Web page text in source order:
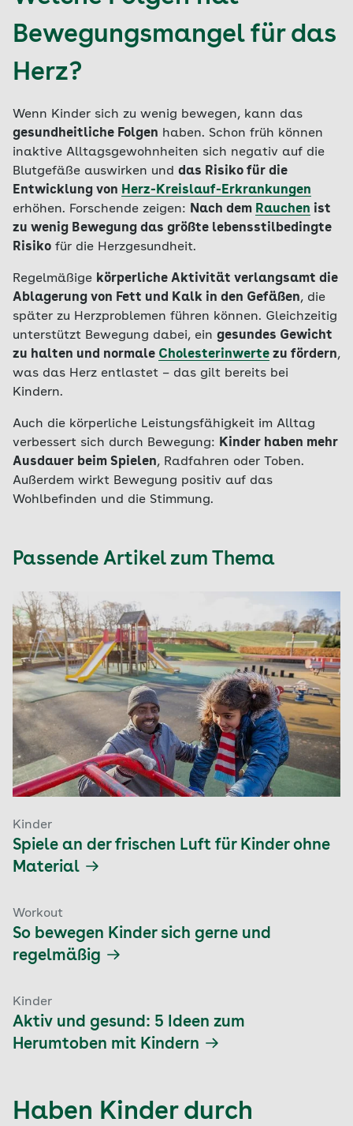
Bewegungsmangel für das
Herz?
Wenn Kinder sich zu wenig bewegen, kann das
gesundheitliche Folgen haben. Schon früh können
inaktive Alltagsgewohnheiten sich negativ auf die
Blutgefäße auswirken und das Risiko für die
Entwicklung von Herz-Kreislauf-Erkrankungen
erhöhen. Forschende zeigen: Nach dem Rauchen ist
zu wenig Bewegung das größte lebensstilbedingte
Risiko für die Herzgesundheit.
Regelmäßige körperliche Aktivität verlangsamt die
Ablagerung von Fett und Kalk in den Gefäßen, die
später zu Herzproblemen führen können. Gleichzeitig
unterstützt Bewegung dabei, ein gesundes Gewicht
zu halten und normale Cholesterinwerte zu fördern,
was das Herz entlastet – das gilt bereits bei
Kindern.
Auch die körperliche Leistungsfähigkeit im Alltag
verbessert sich durch Bewegung: Kinder haben mehr
Ausdauer beim Spielen, Radfahren oder Toben.
Außerdem wirkt Bewegung positiv auf das
Wohlbefinden und die Stimmung.
Passende Artikel zum Thema
Kinder
Spiele an der frischen Luft für Kinder ohne
Material
Workout
So bewegen Kinder sich gerne und
regelmäßig
Kinder
Aktiv und gesund: 5 Ideen zum
Herumtoben mit Kindern
Haben Kinder durch